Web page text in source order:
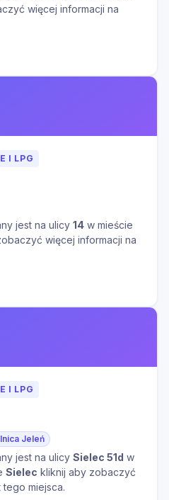
więcej informacji na
I LPG
jest na ulicy 14 w mieście
więcej informacji na
I LPG
Jeleń
jest na ulicy Sielec 51d w
Sielec kliknij aby zobaczyć
tego miejsca.